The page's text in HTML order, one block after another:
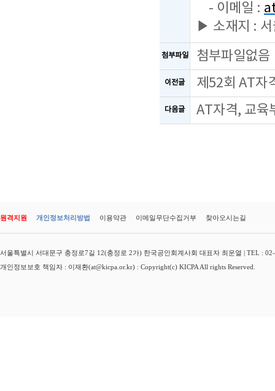
- 이메일 :
▶ 소재지 : 서
첨부파일 첨부파일없음
이전글 제52회 AT자
다음글 AT자격, 교육
원격지원 개인정보처리방법 이용약관 이메일무단수집거부 찾아오시는길
서울특별시 서대문구 충정로7길 12(충정로 2가) 한국공인회계사회 대표자 최운열 | TEL :
개인정보보호 책임자 : 이재환(at@kicpa.or.kr) : Copyright(c) KICPA All rights Reserved.